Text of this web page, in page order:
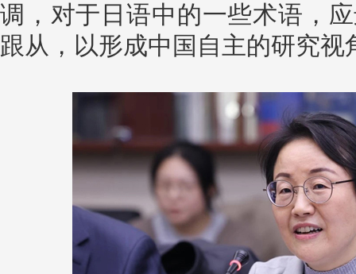
调，对于日语中的一些术语，
跟从，以形成中国自主的研究视